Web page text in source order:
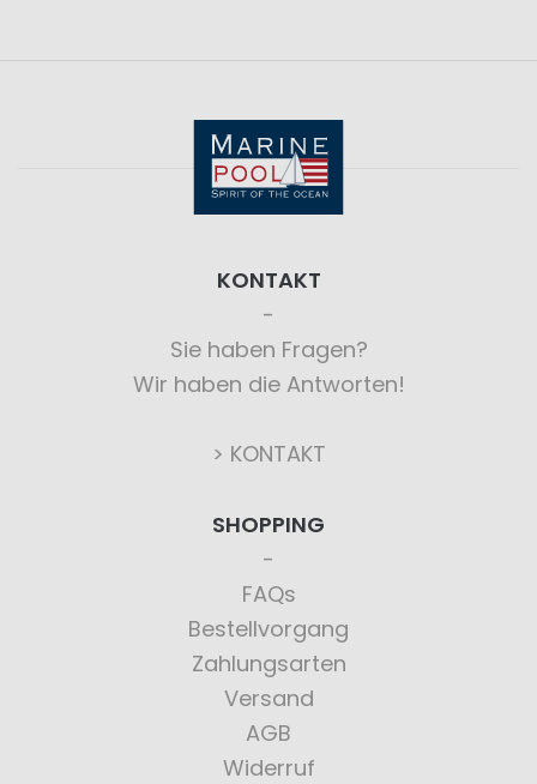
KONTAKT
Sie haben Fragen?
Wir haben die Antworten!
> KONTAKT
SHOPPING
FAQs
Bestellvorgang
Zahlungsarten
Versand
AGB
Widerruf